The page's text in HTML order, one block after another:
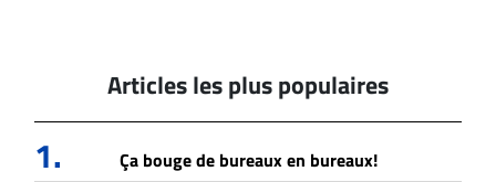
Articles les plus populaires
1. Ça bouge de bureaux en bureaux!